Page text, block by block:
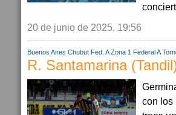
20 de junio de 2025, 19:56
Buenos Aires Chubut Fed. A Zona 1 Federal A
R. Santamarina
con los